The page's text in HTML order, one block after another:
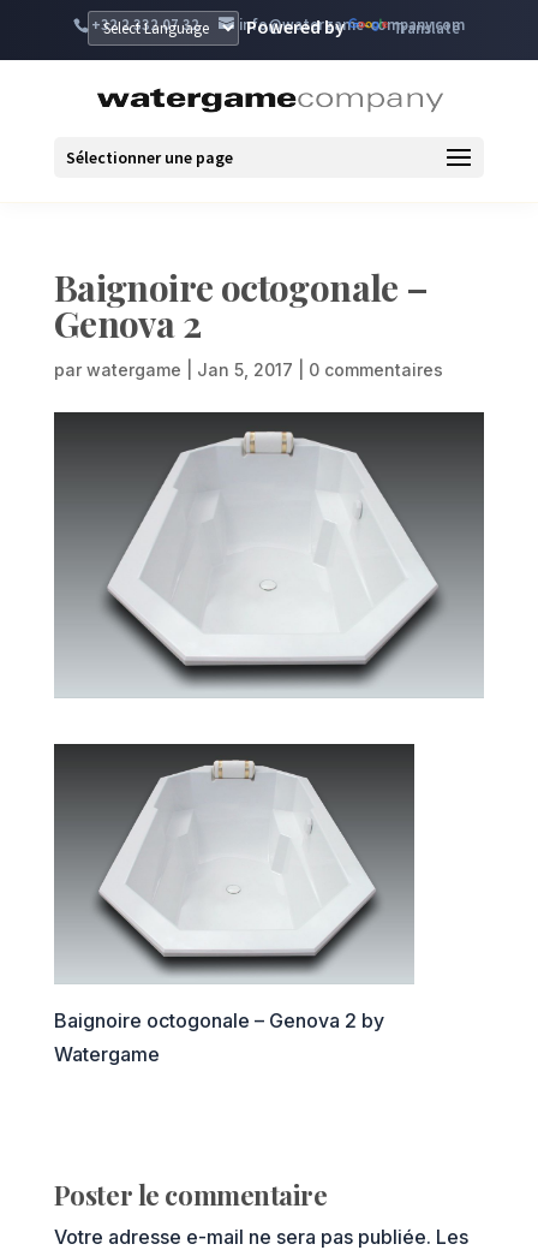
+32 2 332 07 32 info@watergame-company.com
Powered by Translate
Sélectionner une page
Baignoire octogonale –
Genova 2
par watergame Jan 5, 2017 0 commentaires
Baignoire octogonale – Genova 2 by
Watergame
Poster le commentaire
Votre adresse e-mail ne sera pas publiée. Les